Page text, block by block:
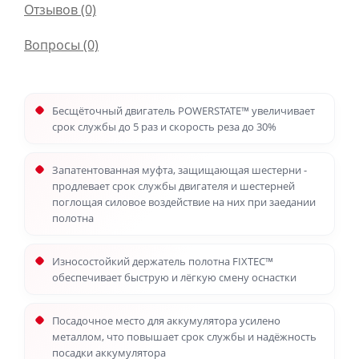
Отзывов (0)
Вопросы (0)
Бесщёточный двигатель POWERSTATE™ увеличивает
срок службы до 5 раз и скорость реза до 30%
Запатентованная муфта, защищающая шестерни -
продлевает срок службы двигателя и шестерней
поглощая силовое воздействие на них при заедании
полотна
Износостойкий держатель полотна FIXTEC™
обеспечивает быструю и лёгкую смену оснастки
Посадочное место для аккумулятора усилено
металлом, что повышает срок службы и надёжность
посадки аккумулятора